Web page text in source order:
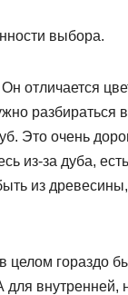
выбора.
отличается
разбираться
Это очень
из-за дуба,
из
целом гораздо
внутренней,